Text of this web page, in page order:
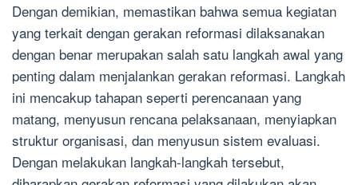
Dengan demikian, memastikan bahwa semua kegiatan
yang terkait dengan gerakan reformasi dilaksanakan
dengan benar merupakan salah satu langkah awal yang
penting dalam menjalankan gerakan reformasi. Langkah
ini mencakup tahapan seperti perencanaan yang
matang, menyusun rencana pelaksanaan, menyiapkan
struktur organisasi, dan menyusun sistem evaluasi.
Dengan melakukan langkah-langkah tersebut,